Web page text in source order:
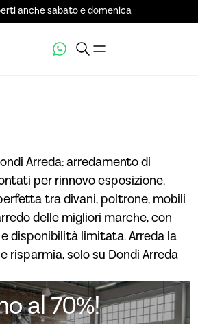
anche sabato e domenica
Arreda: arredamento di
per rinnovo esposizione.
tra divani, poltrone, mobili
delle migliori marche, con
disponibilità limitata. Arreda la
risparmia, solo su Dondi Arreda
al 70%!